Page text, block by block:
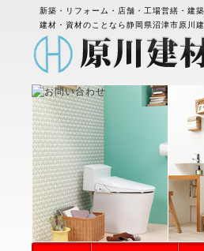
新築・リフォーム・店舗・工場営繕・建
建材・資材のことなら静岡県沼津市原川